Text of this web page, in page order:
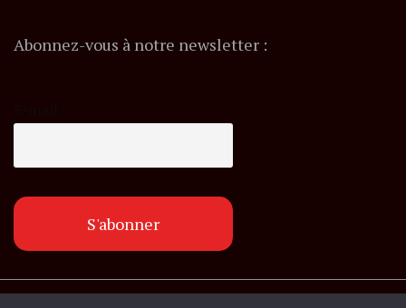
Abonnez-vous à notre newsletter :